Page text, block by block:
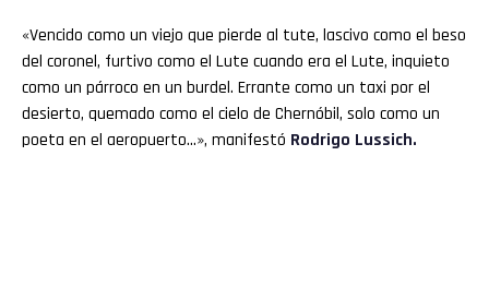
«Vencido como un viejo que pierde al tute, lascivo como el beso
del coronel, furtivo como el Lute cuando era el Lute, inquieto
como un párroco en un burdel. Errante como un taxi por el
desierto, quemado como el cielo de Chernóbil, solo como un
poeta en el aeropuerto…», manifestó Rodrigo Lussich.